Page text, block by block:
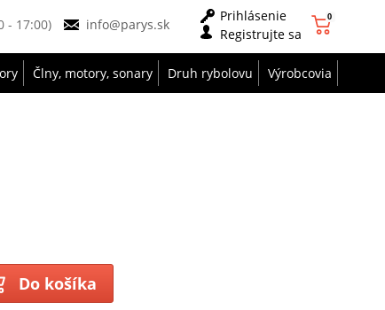
- 17:00) info@parys.sk
Prihlásenie
Registrujte sa
0
Člny, motory, sonary Druh rybolovu Výrobcovia
Do košíka